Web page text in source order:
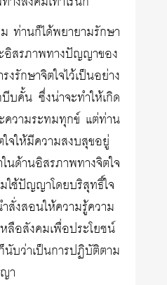
ท่านก็ได้พยายามรักษา
อิสรภาพทางปัญญาของ
รักษาจิตใจไว้เป็นอย่าง
บคั้น ซึ่งน่าจะทำให้เกิด
ความระทมทุกข์ แต่ท่าน
จให้มีความสงบสุขอยู่
นด้านอิสรภาพทางจิตใจ
ใช้ปัญญาโดยบริสุทธิ์ใจ
สั่งสอนให้ความรู้ความ
หลือสังคมเพื่อประโยชน์
ว่าเป็นการปฏิบัติตาม
า